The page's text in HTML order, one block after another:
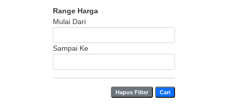
Range Harga
Mulai Dari
Sampai Ke
Cari
Hapus Filter